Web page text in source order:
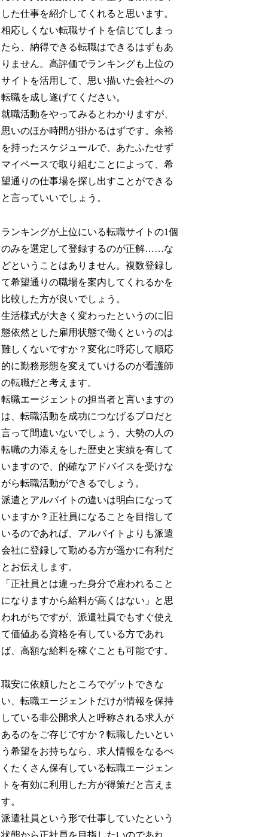
した仕事を紹介してくれると思います。
相応しくない転職サイトを信じてしまっ
たら、納得できる転職はできるはずもあ
りません。高評価でランキングも上位の
サイトを活用して、思い描いた会社への
転職を成し遂げてください。
就職活動をやってみるとわかりますが、
思いのほか時間が掛かるはずです。余裕
を持ったスケジュールで、あたふたせず
マイペースで取り組むことによって、希
望通りの仕事場を探し出すことができる
と言っていいでしょう。
ランキングが上位にいる転職サイトの1個
のみを選定して登録するのが正解……な
どということはありません。複数登録し
て希望通りの職場を案内してくれるかを
比較した方が良いでしょう。
生活様式が大きく変わったというのに旧
態依然とした雇用状態で働くというのは
難しくないですか？変化に呼応して順応
的に勤務形態を変えていけるのが看護師
の転職だと考えます。
転職エージェントの担当者と言いますの
は、転職活動を成功につなげるプロだと
言って間違いないでしょう。大勢の人の
転職の力添えをした歴史と実績を有して
いますので、的確なアドバイスを受けな
がら転職活動ができるでしょう。
派遣とアルバイトの違いは明白になって
いますか？正社員になることを目指して
いるのであれば、アルバイトよりも派遣
会社に登録して勤める方が遥かに有利だ
とお伝えします。
「正社員とは違った身分で雇われること
になりますから給料が高くはない」と思
われがちですが、派遣社員でもすぐ使え
て価値ある資格を有している方であれ
ば、高額な給料を稼ぐことも可能です。
職安に依頼したところでゲットできな
い、転職エージェントだけが情報を保持
している非公開求人と呼称される求人が
あるのをご存じですか？転職したいとい
う希望をお持ちなら、求人情報をなるべ
くたくさん保有している転職エージェン
トを有効に利用した方が得策だと言えま
す。
派遣社員という形で仕事していたという